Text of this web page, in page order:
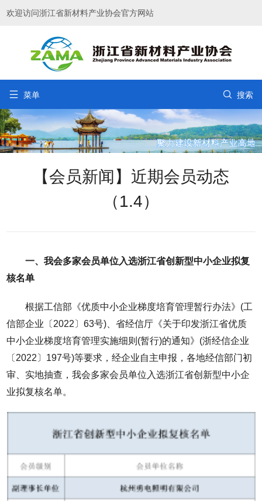
欢迎访问浙江省新材料产业协会官方网站
 菜单  搜索
【会员新闻】近期会员动态
（1.4）
一、我会多家会员单位入选浙江省创新型中小企业拟复
核名单
根据工信部《优质中小企业梯度培育管理暂行办法》(工
信部企业〔2022〕63号)、省经信厅《关于印发浙江省优质
中小企业梯度培育管理实施细则(暂行)的通知》(浙经信企业
〔2022〕197号)等要求，经企业自主申报，各地经信部门初
审、实地抽查，我会多家会员单位入选浙江省创新型中小企
业拟复核名单。